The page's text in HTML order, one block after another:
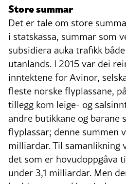
Store summar
Det er tale om store
i statskassa, summar som
subsidiera auka trafikk
utanlands. I 2015 var dei
inntektene for Avinor,
fleste norske flyplassane,
tillegg kom leige- og
andre butikkane og barane
flyplassar; denne summen
milliardar. Til samanlikning
det som er hovudoppgåva
under 3,1 milliardar. Men